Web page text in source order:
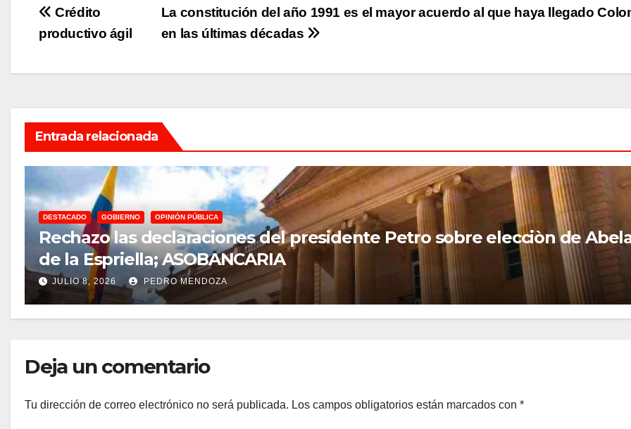
Navegación
de
entradas
La constitución del año 1991 es el mayor acuerdo al que haya llegado
en las últimas décadas
Crédito
productivo ágil
Entrada relacionada
DESTACADO GOBIERNO OPINIÓN PÚBLICA
Rechazo las declaraciones del presidente Petro sobre elecciòn de Abelardo
de la Espriella; ASOBANCARIA
JULIO 8, 2026 PEDRO MENDOZA
Deja un comentario
Tu dirección de correo electrónico no será publicada. Los campos obligatorios están marcados con *